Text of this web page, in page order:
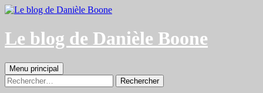
Aller
contenu
Le blog de Danièle Boone
Recherche
Menu principal
Rechercher :